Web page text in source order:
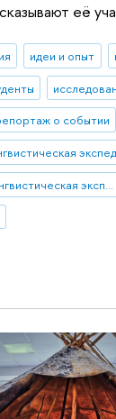
её
идеи и опыт
о событии
Северная социолингвистическая экспедиция